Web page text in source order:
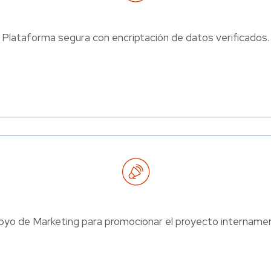
Plataforma segura con encriptación de datos verificados.
de Marketing para promocionar el proyecto